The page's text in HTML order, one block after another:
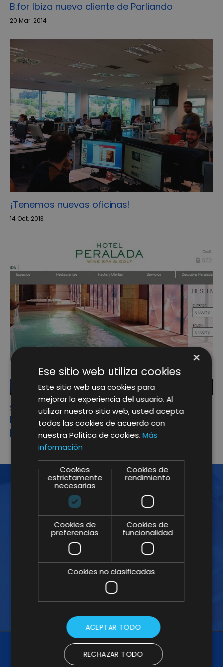
B.for Ibiza nuevo cliente de Parliando
20 Mar. 2014
¡Tenemos nuevas oficinas!
14 Oct. 2013
Serhs confía en la agencia de comunicación
Parliando para elaborar su estrategia de
posicionamiento
7 Jun. 2013
¡ÚNETE A LA NEWSLETTER!
Suscríbete a nuestra Newsletter y no te
pierdas nuestros insights
×
Ese sitio web utiliza cookies
Este sitio web usa cookies para
mejorar la experiencia del usuario. Al
utilizar nuestro sitio web, usted acepta
todas las cookies de acuerdo con
nuestra Política de cookies.Más
información
Cookies
estrictamente
necesarias
Cookies de
rendimiento
Cookies de
preferencias
Cookies de
funcionalidad
Cookies no clasificadas
ACEPTAR TODO
RECHAZAR TODO